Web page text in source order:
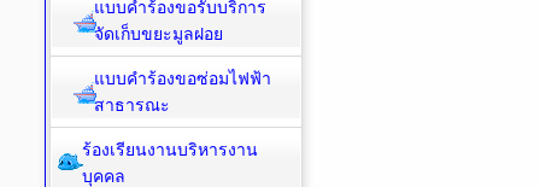
แบบคำร้องขอรับบริการ
จัดเก็บขยะมูลฝอย
แบบคำร้องขอซ่อมไฟฟ้า
สาธารณะ
ร้องเรียนงานบริหารงาน
บุคคล